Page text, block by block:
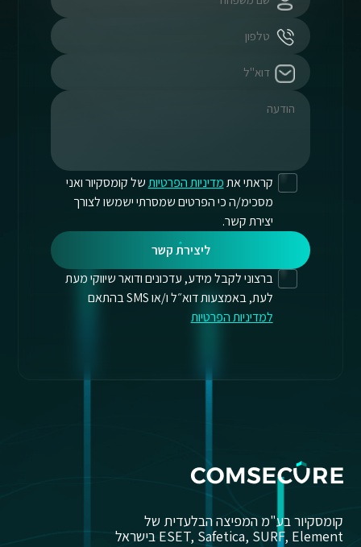
קראתי אתמדיניות הפרטיותשל קומסקיור ואני
מסכימ/ה כי הפרטים שמסרתי ישמשו לצורך
יצירת קשר.
ליצירת קשר
ברצוני לקבל מידע, עדכונים ודואר שיווקי מעת
לעת, באמצעות דוא״ל ו/או SMS בהתאם
למדיניות הפרטיות
קומסקיור בע"מ המפיצה הבלעדית של
ESET, Safetica, SURF, Element בישראל